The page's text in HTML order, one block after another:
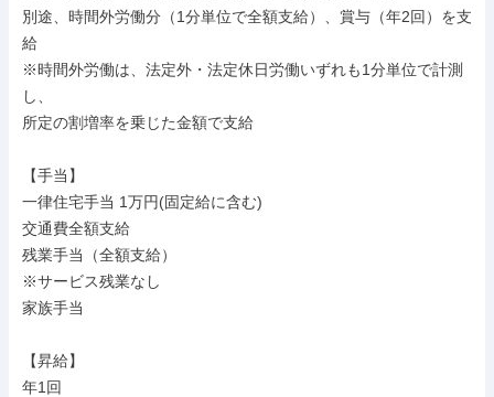
別途、時間外労働分（1分単位で全額支給）、賞与（年2回）を支
給
※時間外労働は、法定外・法定休日労働いずれも1分単位で計測
し、
所定の割増率を乗じた金額で支給
【手当】
一律住宅手当 1万円(固定給に含む)
交通費全額支給
残業手当（全額支給）
※サービス残業なし
家族手当
【昇給】
年1回